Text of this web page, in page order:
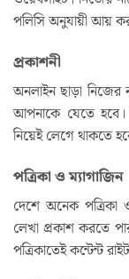
পলিসি অনুযায়ী আয়
প্রকাশনী
অনলাইন ছাড়া নিজের
আপনাকে যেতে হবে।
নিয়েই লেগে থাকতে
পত্রিকা ও ম্যাগাজিন
দেশে অনেক পত্রিকা
লেখা প্রকাশ করতে
পত্রিকাতেই কন্টেন্ট